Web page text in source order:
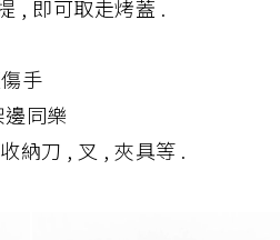
, 即可取走烤蓋 .
手
同樂
納刀 , 叉 , 夾具等 .